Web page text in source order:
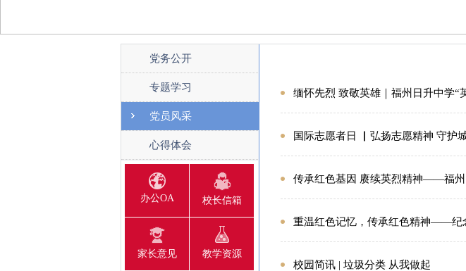
党务公开
专题学习
党员风采
心得体会
办公OA 校长信箱
家长意见 教学资源
缅怀先烈 致敬英雄｜福州日升中学“
国际志愿者日 ▏弘扬志愿精神 守护
传承红色基因 赓续英烈精神——福州
重温红色记忆，传承红色精神——纪
校园简讯 | 垃圾分类 从我做起